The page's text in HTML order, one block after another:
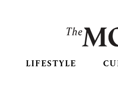
LIFESTYLE